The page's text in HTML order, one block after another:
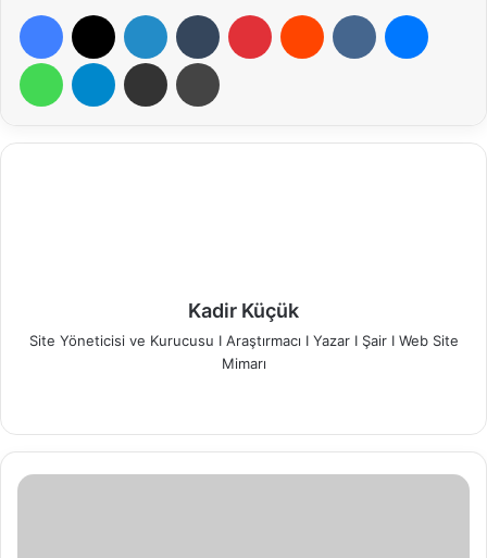
Facebook LinkedIn Tumblr Pinterest Reddit VKontakte
WhatsAppTelegram E-Posta ile paylaş Yazdır
Kadir Küçük
Site Yöneticisi ve Kurucusu I Araştırmacı I Yazar I Şair I Web Site
Mimarı
Deprem'de